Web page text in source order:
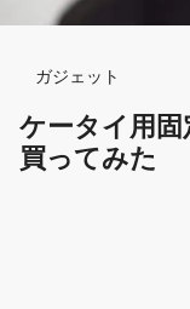
Breadcrumb
ガジェット
ケータイ用固
買ってみた